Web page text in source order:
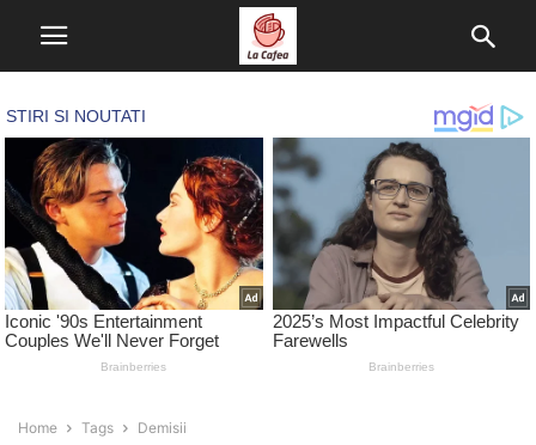
Home Tags Demisii